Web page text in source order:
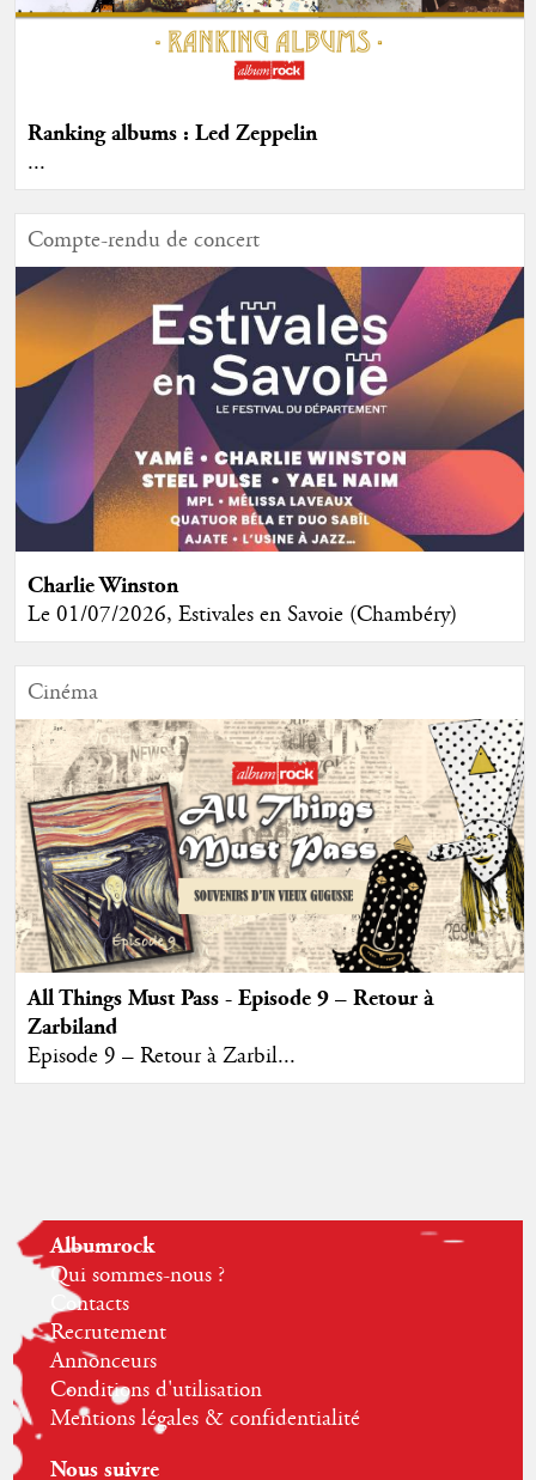
Ranking albums : Led Zeppelin
...
Compte-rendu de concert
Charlie Winston
Le 01/07/2026, Estivales en Savoie (Chambéry)
Cinéma
All Things Must Pass - Episode 9 – Retour à
Zarbiland
Episode 9 – Retour à Zarbil...
Albumrock
Qui sommes-nous ?
Contacts
Recrutement
Annonceurs
Conditions d'utilisation
Mentions légales & confidentialité
Nous suivre